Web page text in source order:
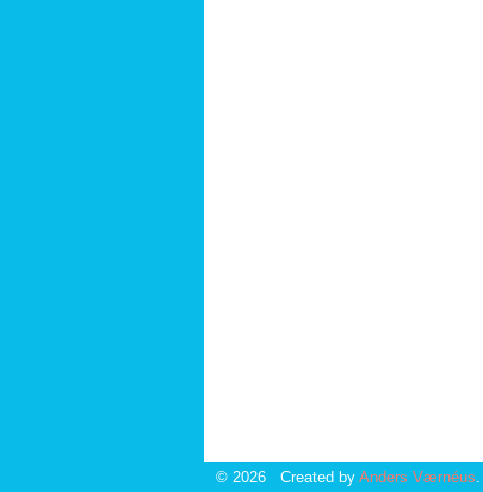
© 2026 Created by Anders Værnéus